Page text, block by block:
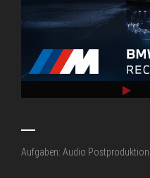
Aufgaben: Audio